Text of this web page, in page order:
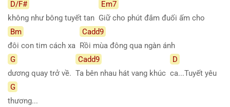
D/F#
không như bông tuyết tan
Em7
Giữ cho phút đắm đuối ấm cho
Bm
đôi con tim cách xa
Cadd9
Rồi mùa đông qua ngàn ánh
G
dương quay trở về.
Cadd9
Ta bên nhau hát vang khúc
D
ca...Tuyết yêu
G
thương...